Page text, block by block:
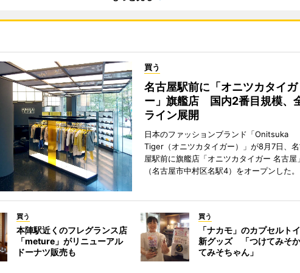
買う
名古屋駅前に「オニツカタイガ
ー」旗艦店 国内2番目規模、
ライン展開
日本のファッションブランド「Onitsuka
Tiger（オニツカタイガー）」が8月7日、
屋駅前に旗艦店「オニツカタイガー 名古屋」
（名古屋市中村区名駅4）をオープンした。
買う
本陣駅近くのフレグランス店
「meture」がリニューアル
ドーナツ販売も
買う
「ナカモ」のカプセルト
新グッズ 「つけてみそ
てみそちゃん」